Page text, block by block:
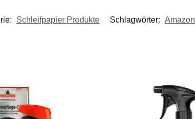
Schleifpapier Produkte Schlagwörter: Amazon